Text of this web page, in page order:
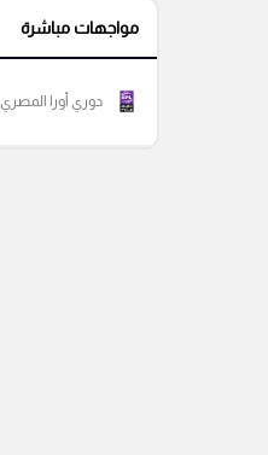
مواجهات مباشرة
دوري أورا المصري